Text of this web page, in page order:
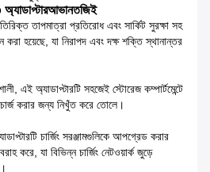
আভানতজিই
তাপমাত্রা প্রতিরোধ এবং সার্কিট সুরক্ষা সহ
করা হয়েছে, যা নিরাপদ এবং দক্ষ শক্তি স্থানান্তর
এই অ্যাডাপ্টারটি সহজেই স্টোরেজ কম্পার্টমেন্টে
করার জন্য নিখুঁত করে তোলে।
চার্জিং সরঞ্জামগুলিকে আপগ্রেড করার
করে, যা বিভিন্ন চার্জিং নেটওয়ার্ক জুড়ে